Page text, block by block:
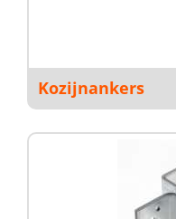
Kozijnankers